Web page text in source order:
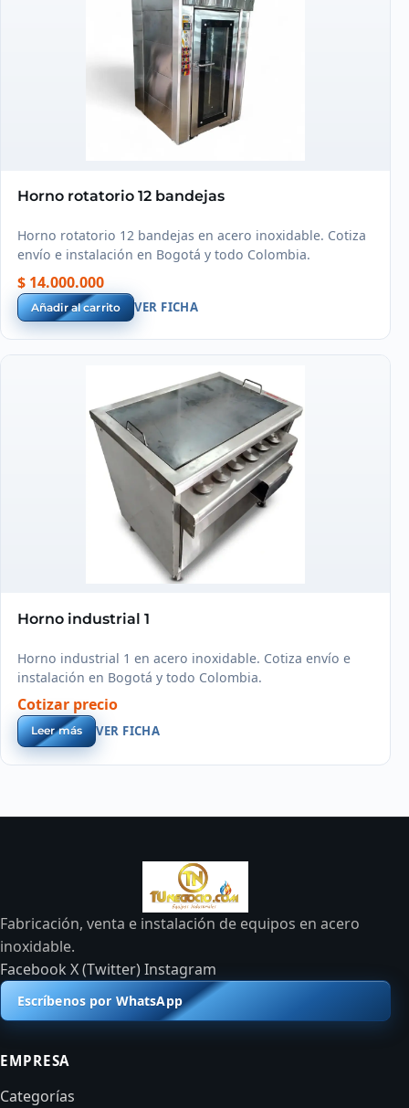
Horno rotatorio 12 bandejas
Horno rotatorio 12 bandejas en acero inoxidable. Cotiza
envío e instalación en Bogotá y todo Colombia.
$ 14.000.000
Añadir al carrito VER FICHA
Horno industrial 1
Horno industrial 1 en acero inoxidable. Cotiza envío e
instalación en Bogotá y todo Colombia.
Cotizar precio
Leer más VER FICHA
Fabricación, venta e instalación de equipos en acero
inoxidable.
FacebookX (Twitter)Instagram
Escríbenos por WhatsApp
EMPRESA
Categorías